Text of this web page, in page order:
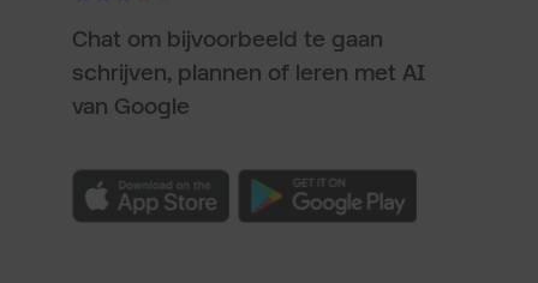
Chat om bijvoorbeeld te gaan
schrijven, plannen of leren met AI
van Google